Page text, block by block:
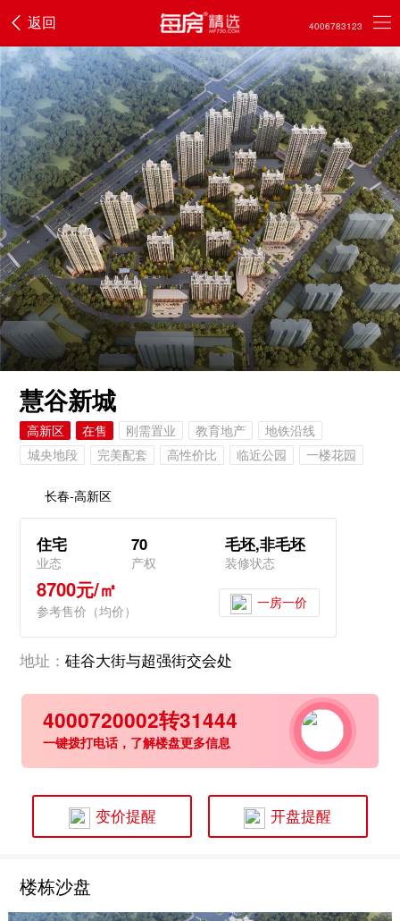
慧谷新城
高新区 在售 刚需置业 教育地产
地铁沿线
城央地段
完美配套 高性价比 临近公园 一楼花园
长春-高新区
住宅
业态
70
产权
毛坯,非毛坯
装修状态
8700元/㎡
参考售价（均价） 一房一价
地址：硅谷大街与超强街交会处
4000720002转31444
一键拨打电话，了解楼盘更多信息
变价提醒 开盘提醒
楼栋沙盘
返回 4006783123